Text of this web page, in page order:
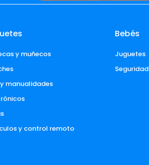
y muñecos
manualidades
y control remoto
Bebés
Juguetes
Seguridad